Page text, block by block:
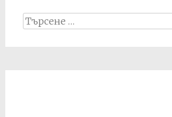
Search
for: